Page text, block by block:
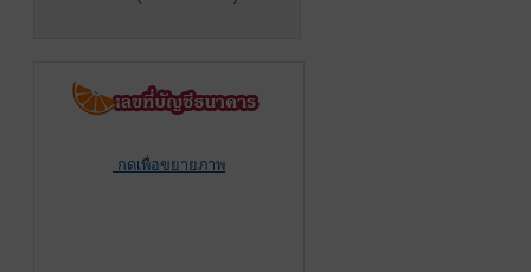
กดเพื่อขยายภาพ